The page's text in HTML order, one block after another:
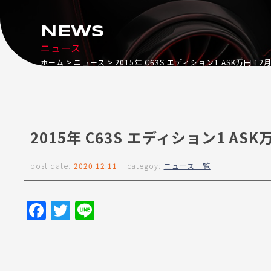
ニュース
NEWS
ホーム ニュース 2015年 C63S エディション1 ASK万円 12
2015年 C63S エディション1 ASK
post date: 2020.12.11 categoy: ニュース一覧
Facebook
Twitter